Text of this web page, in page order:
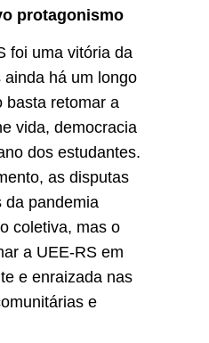
protagonismo
foi uma vitória da
há um longo
basta retomar a
vida, democracia
dos estudantes.
as disputas
da pandemia
coletiva, mas o
a UEE-RS em
e enraizada nas
e